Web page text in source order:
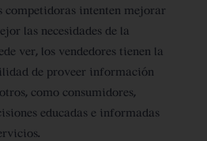
competidoras intenten mejorar
las necesidades de la
ver, los vendedores tienen la
de proveer información
como consumidores,
educadas e informadas